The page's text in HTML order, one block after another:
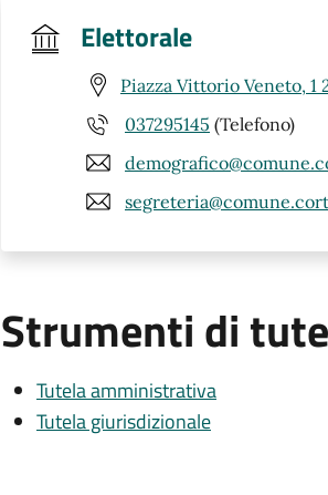
Elettorale
Piazza Vittorio Veneto, 1
037295145 (Telefono)
Strumenti di
Tutela amministrativa
Tutela giurisdizionale